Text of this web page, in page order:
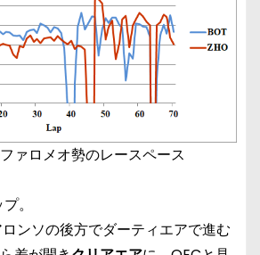
ァロメオ勢のレースペース
。
ンソの後方でダーティエアで進む